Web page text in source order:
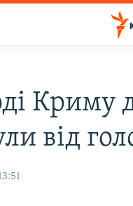
Криму
від